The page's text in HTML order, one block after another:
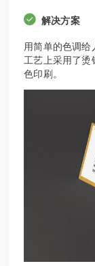
解决方案
用简单的色调给
工艺上采用了
色印刷。